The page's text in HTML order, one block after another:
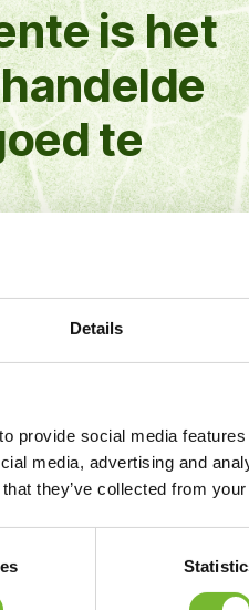
Details
provide social media
media, advertising and
they’ve collected from
is het
te
jaar mee in ons groot
Sport.
positieve ervaringen